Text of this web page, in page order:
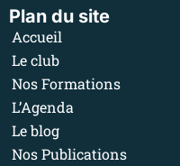
Plan du site
Accueil
Le club
Nos Formations
L’Agenda
Le blog
Nos Publications